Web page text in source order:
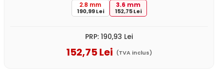
2.8 mm
190,99 Lei
3.6 mm
152,75 Lei
PRP: 190,93 Lei
152,75Lei (TVA inclus)